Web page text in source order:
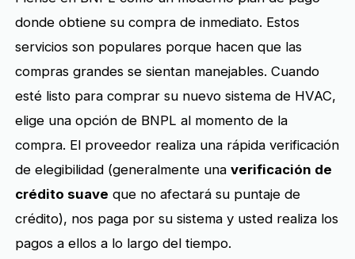
donde obtiene su compra de inmediato. Estos
servicios son populares porque hacen que las
compras grandes se sientan manejables. Cuando
esté listo para comprar su nuevo sistema de HVAC,
elige una opción de BNPL al momento de la
compra. El proveedor realiza una rápida verificación
de elegibilidad (generalmente unaverificación de
crédito suave que no afectará su puntaje de
crédito), nos paga por su sistema y usted realiza los
pagos a ellos a lo largo del tiempo.